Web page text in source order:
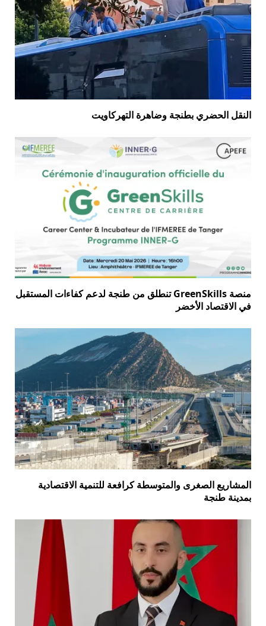
النقل الحضري بطنجة وضاهرة التهركاويت
منصة GreenSkills تنطلق من طنجة لدعم كفاءات المستقبل
في الاقتصاد الأخضر
المشاريع الصغرى والمتوسطة كرافعة للتنمية الاقتصادية
بمدينة طنجة